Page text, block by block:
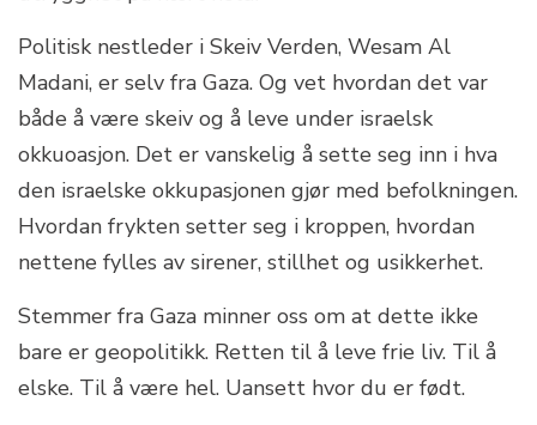
Politisk nestleder i Skeiv Verden, Wesam Al
Madani, er selv fra Gaza. Og vet hvordan det var
både å være skeiv og å leve under israelsk
okkuoasjon. Det er vanskelig å sette seg inn i hva
den israelske okkupasjonen gjør med befolkningen.
Hvordan frykten setter seg i kroppen, hvordan
nettene fylles av sirener, stillhet og usikkerhet.
Stemmer fra Gaza minner oss om at dette ikke
bare er geopolitikk. Retten til å leve frie liv. Til å
elske. Til å være hel. Uansett hvor du er født.